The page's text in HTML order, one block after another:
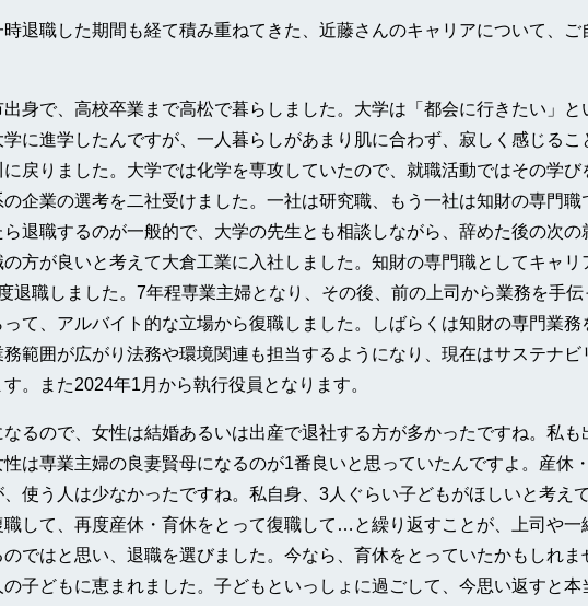
退職した期間も経て積み重ねてきた、近藤さんのキャリアについて、ご
身で、高校卒業まで高松で暮らしました。大学は「都会に行きたい」と
に進学したんですが、一人暮らしがあまり肌に合わず、寂しく感じるこ
に戻りました。大学では化学を専攻していたので、就職活動ではその学び
企業の選考を二社受けました。一社は研究職、もう一社は知財の専門職
退職するのが一般的で、大学の先生とも相談しながら、辞めた後の次の
の方が良いと考えて大倉工業に入社しました。知財の専門職としてキャリ
退職しました。7年程専業主婦となり、その後、前の上司から業務を手伝
て、アルバイト的な立場から復職しました。しばらくは知財の専門業務
務範囲が広がり法務や環境関連も担当するようになり、現在はサステナビ
。また2024年1月から執行役員となります。
るので、女性は結婚あるいは出産で退社する方が多かったですね。私も
は専業主婦の良妻賢母になるのが1番良いと思っていたんですよ。産休
使う人は少なかったですね。私自身、3人ぐらい子どもがほしいと考え
して、再度産休・育休をとって復職して…と繰り返すことが、上司や一
ではと思い、退職を選びました。今なら、育休をとっていたかもしれま
子どもに恵まれました。子どもといっしょに過ごして、今思い返すと本